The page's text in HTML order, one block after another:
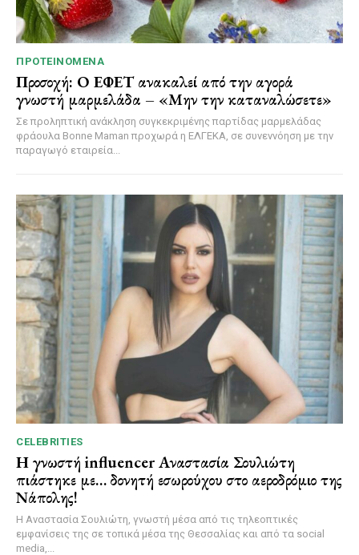
ΠΡΟΤΕΙΝΌΜΕΝΑ
Προσοχή: Ο ΕΦΕΤ ανακαλεί από την αγορά
γνωστή μαρμελάδα – «Μην την καταναλώσετε»
Σε προληπτική ανάκληση συγκεκριμένης παρτίδας μαρμελάδας
φράουλα Bonne Maman προχωρά η ΕΛΓΕΚΑ, σε συνεννόηση με την
παραγωγό εταιρεία...
CELEBRITIES
Η γνωστή influencer Αναστασία Σουλιώτη
πιάστηκε με… δονητή εσωρούχου στο αεροδρόμιο της
Νάπολης!
Η Αναστασία Σουλιώτη, γνωστή μέσα από τις τηλεοπτικές
εμφανίσεις της σε τοπικά μέσα της Θεσσαλίας και από τα social
media,...